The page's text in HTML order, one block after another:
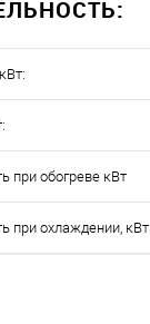
при обогреве кВт
при охлаждении, кВт